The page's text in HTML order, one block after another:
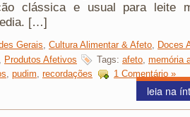
clássica e usual para leite
[…]
Gerais, Cultura Alimentar & Afeto, Doces
Produtos Afetivos Tags: afeto memória
, pudim, recordações 1 Comentário »
leia na